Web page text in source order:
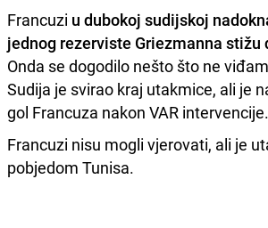
Francuzi u dubokoj sudijskoj
jednog rezerviste Griezmanna stižu
Onda se dogodilo nešto što ne
Sudija je svirao kraj utakmice, ali je
gol Francuza nakon VAR intervencije.
Francuzi nisu mogli vjerovati, ali je
pobjedom Tunisa.